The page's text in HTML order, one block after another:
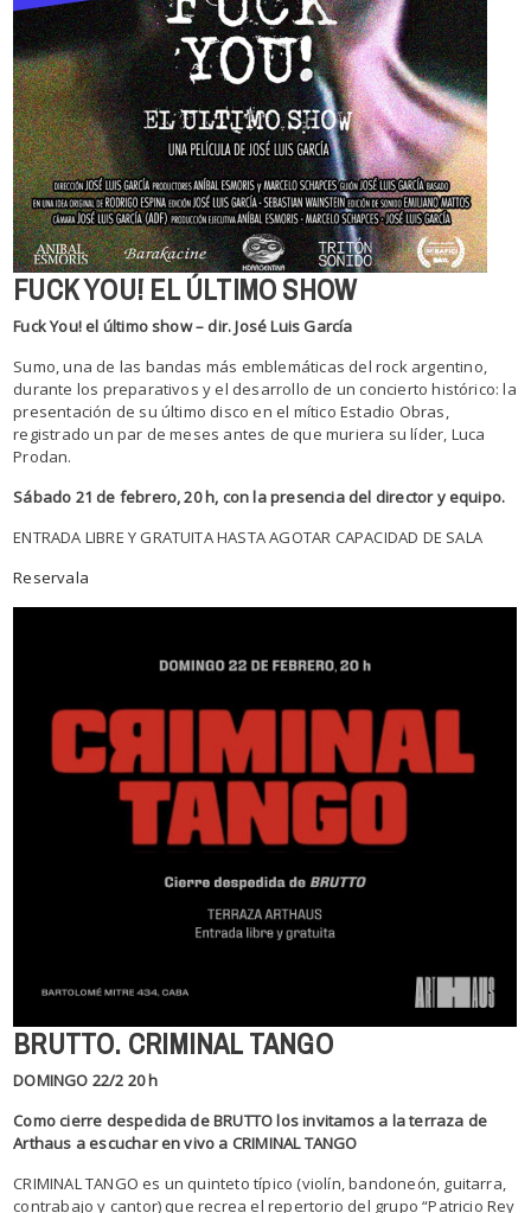
FUCK YOU! EL ÚLTIMO SHOW
Fuck You! el último show – dir. José Luis García
Sumo, una de las bandas más emblemáticas del rock argentino,
durante los preparativos y el desarrollo de un concierto histórico: la
presentación de su último disco en el mítico Estadio Obras,
registrado un par de meses antes de que muriera su líder, Luca
Prodan.
Sábado 21 de febrero, 20 h, con la presencia del director y equipo.
ENTRADA LIBRE Y GRATUITA HASTA AGOTAR CAPACIDAD DE SALA
Reservala
BRUTTO. CRIMINAL TANGO
DOMINGO 22/2 20 h
Como cierre despedida de BRUTTO los invitamos a la terraza de
Arthaus a escuchar en vivo a CRIMINAL TANGO
CRIMINAL TANGO es un quinteto típico (violín, bandoneón, guitarra,
contrabajo y cantor) que recrea el repertorio del grupo “Patricio Rey